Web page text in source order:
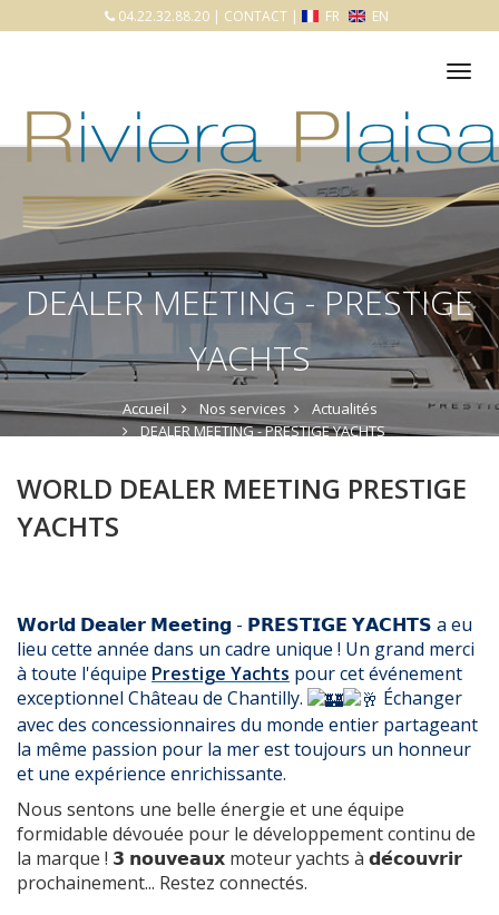
04.22.32.88.20 | CONTACT | FR EN
DEALER MEETING - PRESTIGE
YACHTS
Accueil Nos services
Actualités
DEALER MEETING - PRESTIGE YACHTS
WORLD DEALER MEETING PRESTIGE
YACHTS
𝗪𝗼𝗿𝗹𝗱 𝗗𝗲𝗮𝗹𝗲𝗿 𝗠𝗲𝗲𝘁𝗶𝗻𝗴 - 𝗣𝗥𝗘𝗦𝗧𝗜𝗚𝗘 𝗬𝗔𝗖𝗛𝗧𝗦 a eu
lieu cette année dans un cadre unique ! Un grand merci
à toute l'équipe Prestige Yachts pour cet événement
exceptionnel Château de Chantilly.
Échanger
avec des concessionnaires du monde entier partageant
la même passion pour la mer est toujours un honneur
et une expérience enrichissante.
Nous sentons une belle énergie et une équipe
formidable dévouée pour le développement continu de
la marque ! 𝟯 𝗻𝗼𝘂𝘃𝗲𝗮𝘂𝘅 moteur yachts à 𝗱𝗲́𝗰𝗼𝘂𝘃𝗿𝗶𝗿
prochainement... Restez connectés.